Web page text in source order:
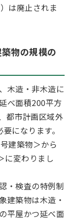
は廃止されま
物の規模の
木造・非木造に
べ面積200平方
都市計画区域外
になります。
建築物＞から
に変わりまし
・検査の特例制
建築物は木造・
平屋かつ延べ面